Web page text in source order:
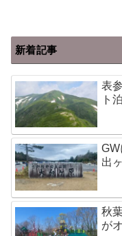
新着記事
表
ト
出
秋
が